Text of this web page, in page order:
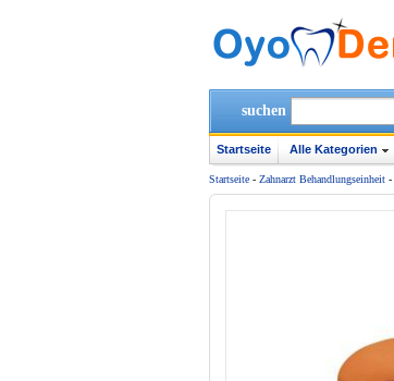
suchen
Startseite Alle Kategorien
Startseite - Zahnarzt Behandlungseinheit -